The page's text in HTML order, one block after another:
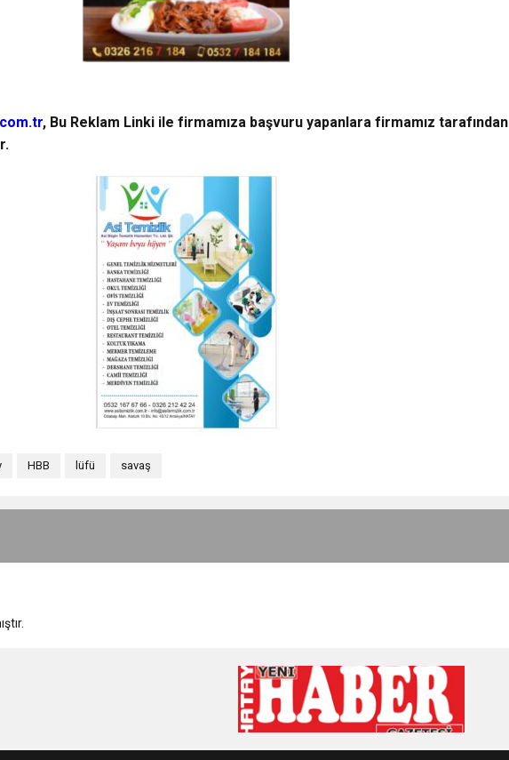
, Bu Reklam Linki ile firmamıza başvuru yapanlara firmamız tarafından
HBB lüfü savaş